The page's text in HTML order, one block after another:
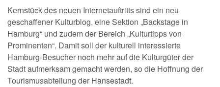
Kernstück des neuen Internetauftritts sind ein neu
geschaffener Kulturblog, eine Sektion „Backstage in
Hamburg“ und zudem der Bereich „Kulturtipps von
Prominenten“. Damit soll der kulturell interessierte
Hamburg-Besucher noch mehr auf die Kulturgüter der
Stadt aufmerksam gemacht werden, so die Hoffnung der
Tourismusabteilung der Hansestadt.